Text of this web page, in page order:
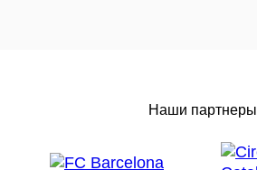
Наши партнеры